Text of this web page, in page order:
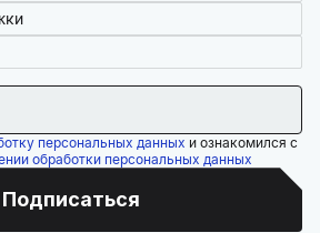
персональных данных и ознакомился с
обработки персональных данных
Подписаться